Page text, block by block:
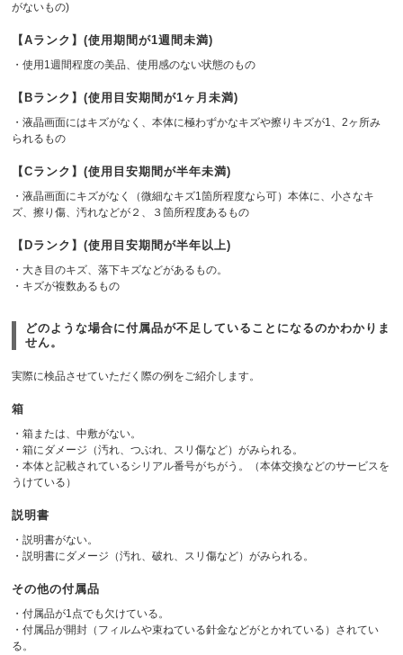
がないもの)
【Aランク】(使用期間が1週間未満)
・使用1週間程度の美品、使用感のない状態のもの
【Bランク】(使用目安期間が1ヶ月未満)
・液晶画面にはキズがなく、本体に極わずかなキズや擦りキズが1、2ヶ所み
られるもの
【Cランク】(使用目安期間が半年未満)
・液晶画面にキズがなく（微細なキズ1箇所程度なら可）本体に、小さなキ
ズ、擦り傷、汚れなどが２、３箇所程度あるもの
【Dランク】(使用目安期間が半年以上)
・大き目のキズ、落下キズなどがあるもの。
・キズが複数あるもの
どのような場合に付属品が不足していることになるのかわかりま
せん。
実際に検品させていただく際の例をご紹介します。
箱
・箱または、中敷がない。
・箱にダメージ（汚れ、つぶれ、スリ傷など）がみられる。
・本体と記載されているシリアル番号がちがう。（本体交換などのサービスを
うけている）
説明書
・説明書がない。
・説明書にダメージ（汚れ、破れ、スリ傷など）がみられる。
その他の付属品
・付属品が1点でも欠けている。
・付属品が開封（フィルムや束ねている針金などがとかれている）されてい
る。